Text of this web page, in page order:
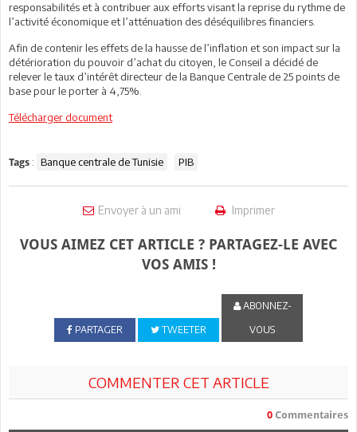
responsabilités et à contribuer aux efforts visant la reprise du rythme de
l’activité économique et l’atténuation des déséquilibres financiers.
Afin de contenir les effets de la hausse de l’inflation et son impact sur la
détérioration du pouvoir d’achat du citoyen, le Conseil a décidé de
relever le taux d’intérêt directeur de la Banque Centrale de 25 points de
base pour le porter à 4,75%.
Télécharger document
Tags : Banque centrale de Tunisie PIB
Envoyer à un ami Imprimer
VOUS AIMEZ CET ARTICLE ? PARTAGEZ-LE AVEC
VOS AMIS !
PARTAGER TWEETER
ABONNEZ-
VOUS
COMMENTER CET ARTICLE
0 Commentaires